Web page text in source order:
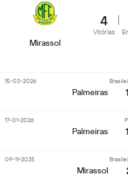
Mirassol
4
Vitórias
Palmeiras
15-03-2026
Palmeiras
17-01-2026
Mirassol
09-11-2025